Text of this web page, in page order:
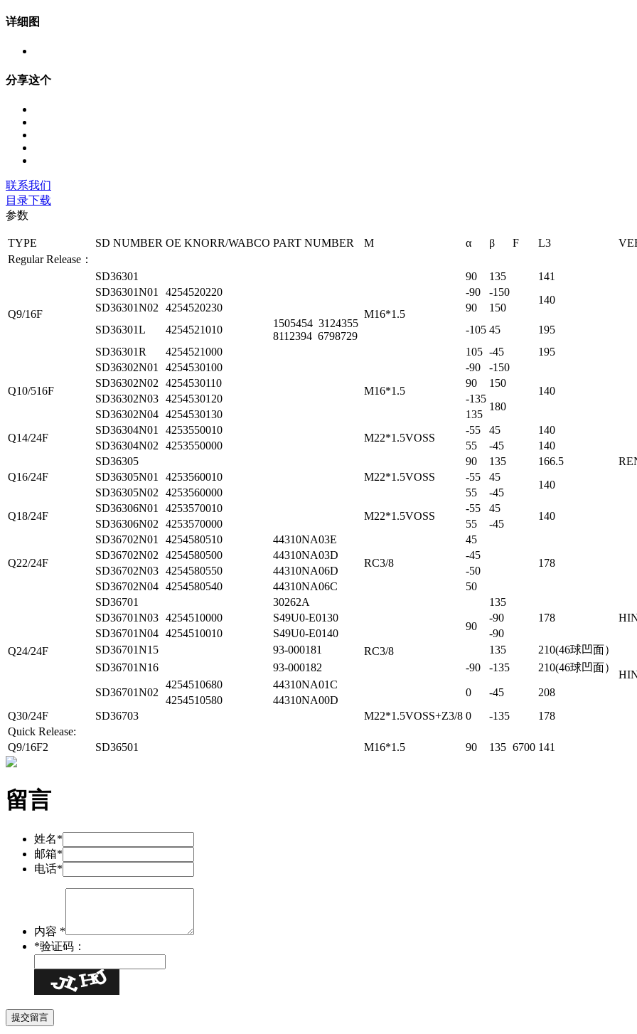
详细图
分享这个
联系我们
目录下载
参数
TYPE SD NUMBER OE KNORR/WABCO PART NUMBER M α β F L3
Regular Release：
Q9/16F
SD36301
M16*1.5
90 135
141
SD36301N01
4254520220 -90 -150
140
SD36301N02 4254520230 90
150
SD36301L
4254521010
1505454 3124355
8112394 6798729
-105 45
195
SD36301R
4254521000 105 -45 195
Q10/516F
SD36302N01
4254530100
M16*1.5
-90
-150
140
SD36302N02 4254530110 90
150
SD36302N03 4254530120 -135
180
SD36302N04 4254530130
135
Q14/24F
SD36304N01 4253550010
M22*1.5VOSS
-55 45
140
SD36304N02
4253550000 55 -45 140
Q16/24F
SD36305
M22*1.5VOSS
90 135 166.5
SD36305N01
4253560010 -55 45
140
SD36305N02 4253560000 55
-45
Q18/24F
SD36306N01 4253570010
M22*1.5VOSS
-55 45
140
SD36306N02 4253570000 55 -45
Q22/24F
SD36702N01 4254580510
44310NA03E
RC3/8
45
178
SD36702N02 4254580500 44310NA03D
-45
SD36702N03 4254580550 44310NA06D
-50
SD36702N04 4254580540 44310NA06C 50
Q24/24F
SD36701 30262A
RC3/8
90
135
178
SD36701N03 4254510000 S49U0-E0130 -90
SD36701N04 4254510010 S49U0-E0140
-90
SD36701N15
93-000181 135 210(46球凹面）
SD36701N16 93-000182 -90 -135 210(46球凹面）
SD36701N02
4254510680 44310NA01C
0 -45 208
4254510580
44310NA00D
Q30/24F
SD36703 M22*1.5VOSS+Z3/8 0 -135
178
Quick Release:
Q9/16F2
SD36501 M16*1.5 90 135 6700 141
留言
姓名*
邮箱*
电话*
内容 *
*验证码：